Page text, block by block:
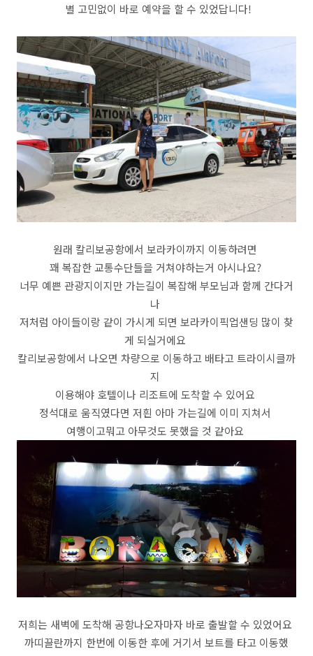
별 고민없이 바로 예약을 할 수 있었답니다!
원래 칼리보공항에서 보라카이까지 이동하려면
꽤 복잡한 교통수단들을 거쳐야하는거 아시나요?
너무 예쁜 관광지이지만 가는길이 복잡해 부모님과 함께 간다거
나
저처럼 아이들이랑 같이 가시게 되면 보라카이픽업샌딩 많이 찾
게 되실거에요
칼리보공항에서 나오면 차량으로 이동하고 배타고 트라이시클까
지
이용해야 호텔이나 리조트에 도착할 수 있어요
정석대로 움직였다면 저흰 아마 가는길에 이미 지쳐서
여행이고뭐고 아무것도 못했을 것 같아요
저희는 새벽에 도착해 공항나오자마자 바로 출발할 수 있었어요
까띠끌란까지 한번에 이동한 후에 거기서 보트를 타고 이동했